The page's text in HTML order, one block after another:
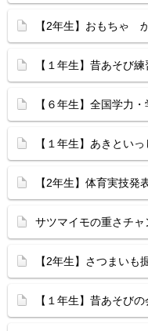
【2年生】おもちゃ
【１年生】昔あそび
【６年生】全国学力
【１年生】あきといっ
【2年生】体育実技発
サツマイモの重さチャ
【2年生】さつまいも
【１年生】昔あそびの